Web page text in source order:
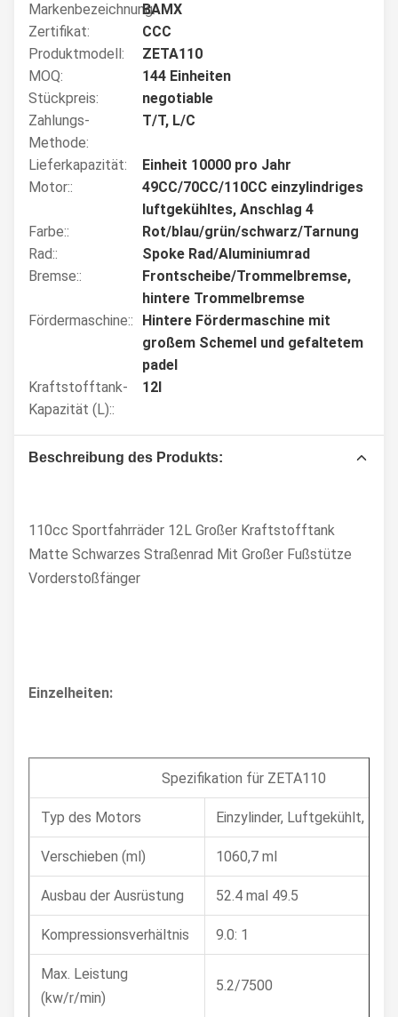
Markenbezeichnung:BAMX
Zertifikat:
CCC
Produktmodell:
ZETA110
MOQ:
144 Einheiten
Stückpreis:
negotiable
Zahlungs-
Methode:
T/T, L/C
Lieferkapazität:
Einheit 10000 pro Jahr
Motor::
49CC/70CC/110CC einzylindriges
luftgekühltes, Anschlag 4
Farbe::
Rot/blau/grün/schwarz/Tarnung
Rad::
Spoke Rad/Aluminiumrad
Bremse::
Frontscheibe/Trommelbremse,
hintere Trommelbremse
Fördermaschine::
Hintere Fördermaschine mit
großem Schemel und gefaltetem
padel
Kraftstofftank-
Kapazität (L)::
12l
Beschreibung des Produkts:
110cc Sportfahrräder 12L Großer Kraftstofftank
Matte Schwarzes Straßenrad Mit Großer Fußstütze
Vorderstoßfänger
Einzelheiten:
Spezifikation für ZETA110
Typ des Motors Einzylinder, Luftgekühlt, 4-
Verschieben (ml) 1060,7 ml
Ausbau der Ausrüstung 52.4 mal 49.5
Kompressionsverhältnis 9.0: 1
Max. Leistung
(kw/r/min)
5.2/7500